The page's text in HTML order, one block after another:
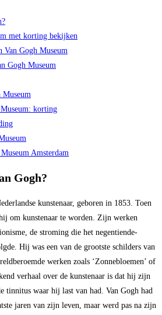
met korting bekijken
Gogh Museum
Gogh Museum
Museum
korting
Amsterdam
Gogh?
kunstenaar, geboren in 1853. Toen
om kunstenaar te worden. Zijn werken
de stroming die het negentiende-
Hij was een van de grootste schilders van
werken zoals ‘Zonnebloemen’ of
verhaal over de kunstenaar is dat hij zijn
tinnitus waar hij last van had. Van Gogh had
jaren van zijn leven, maar werd pas na zijn